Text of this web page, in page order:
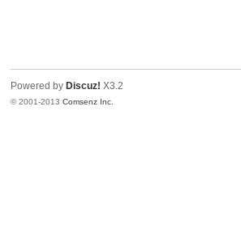
Powered by Discuz! X3.2
© 2001-2013Comsenz Inc.